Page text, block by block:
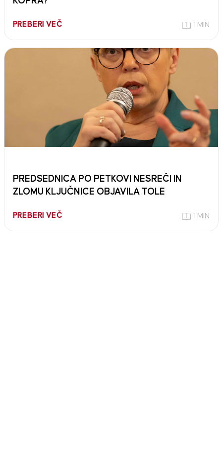
PREBERI VEČ 1 MIN
PREDSEDNICA PO PETKOVI NESREČI IN
ZLOMU KLJUČNICE OBJAVILA TOLE
PREBERI VEČ 1 MIN